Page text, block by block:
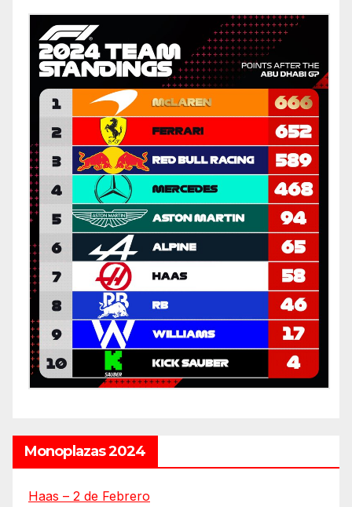
Monoplazas 2024
Haas – 2 de Febrero